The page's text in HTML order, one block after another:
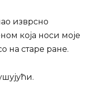
изврсно
која носи моје
на старе ране.